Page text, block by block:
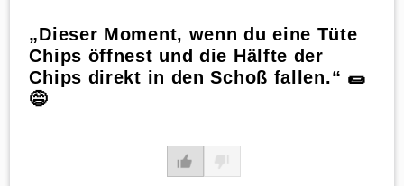
„Dieser Moment, wenn du eine Tüte
Chips öffnest und die Hälfte der
Chips direkt in den Schoß fallen.“ 🌯
😅